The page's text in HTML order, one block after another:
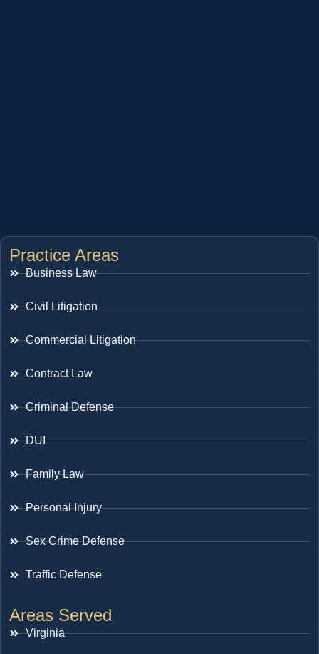
Practice Areas
Business Law
Civil Litigation
Commercial Litigation
Contract Law
Criminal Defense
DUI
Family Law
Personal Injury
Sex Crime Defense
Traffic Defense
Areas Served
Virginia